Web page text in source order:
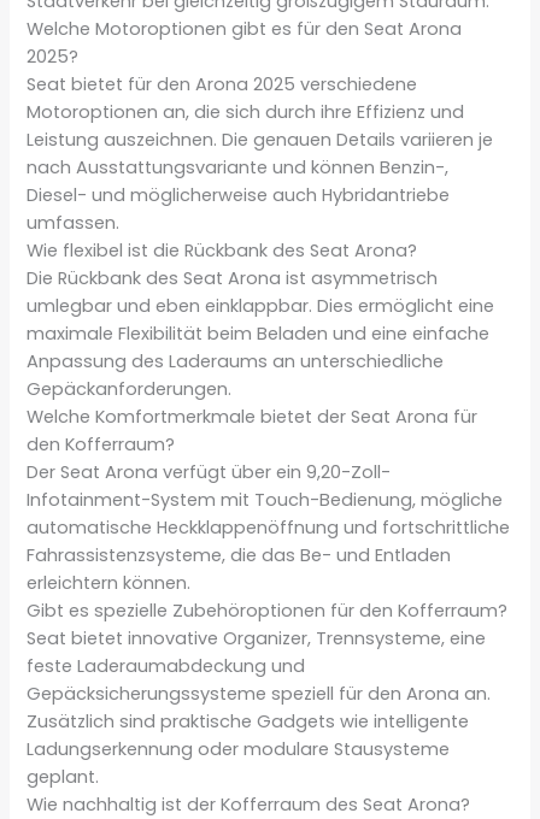
Welche Motoroptionen gibt es für den Seat Arona
2025?
Seat bietet für den Arona 2025 verschiedene
Motoroptionen an, die sich durch ihre Effizienz und
Leistung auszeichnen. Die genauen Details variieren je
nach Ausstattungsvariante und können Benzin-,
Diesel- und möglicherweise auch Hybridantriebe
umfassen.
Wie flexibel ist die Rückbank des Seat Arona?
Die Rückbank des Seat Arona ist asymmetrisch
umlegbar und eben einklappbar. Dies ermöglicht eine
maximale Flexibilität beim Beladen und eine einfache
Anpassung des Laderaums an unterschiedliche
Gepäckanforderungen.
Welche Komfortmerkmale bietet der Seat Arona für
den Kofferraum?
Der Seat Arona verfügt über ein 9,20-Zoll-
Infotainment-System mit Touch-Bedienung, mögliche
automatische Heckklappenöffnung und fortschrittliche
Fahrassistenzsysteme, die das Be- und Entladen
erleichtern können.
Gibt es spezielle Zubehöroptionen für den Kofferraum?
Seat bietet innovative Organizer, Trennsysteme, eine
feste Laderaumabdeckung und
Gepäcksicherungssysteme speziell für den Arona an.
Zusätzlich sind praktische Gadgets wie intelligente
Ladungserkennung oder modulare Stausysteme
geplant.
Wie nachhaltig ist der Kofferraum des Seat Arona?